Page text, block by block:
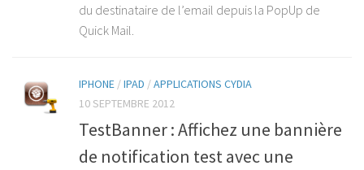
du destinataire de l’email depuis la PopUp de
Quick Mail.
IPHONE /IPAD /APPLICATIONS CYDIA
10 SEPTEMBRE 2012
TestBanner : Affichez une bannière
de notification test avec une